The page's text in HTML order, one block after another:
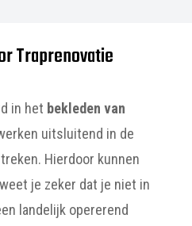
Traprenovatie
in het bekleden van
uitsluitend in de
Hierdoor kunnen
je zeker dat je niet in
landelijk opererend